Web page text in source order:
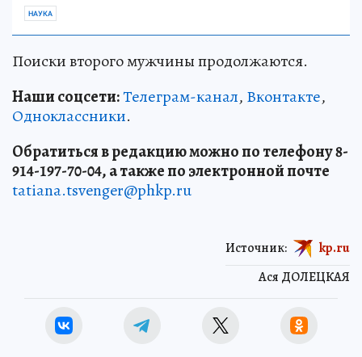
НАУКА
Поиски второго мужчины продолжаются.
Наши соцсети:Телеграм-канал, Вконтакте,
Одноклассники.
Обратиться в редакцию можно по телефону 8-
914-197-70-04, а также по электронной почте
tatiana.tsvenger@phkp.ru
Ася ДОЛЕЦКАЯ
Источник: kp.ru